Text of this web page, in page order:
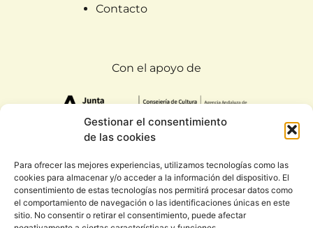
Gestionar el consentimiento
de las cookies
Para ofrecer las mejores experiencias, utilizamos tecnologías como las
cookies para almacenar y/o acceder a la información del dispositivo. El
consentimiento de estas tecnologías nos permitirá procesar datos como
el comportamiento de navegación o las identificaciones únicas en este
sitio. No consentir o retirar el consentimiento, puede afectar
Contacto
Con el apoyo de
Todos los derechos reservados. Rootsound 2020
|Condiciones generales y política de privacidad